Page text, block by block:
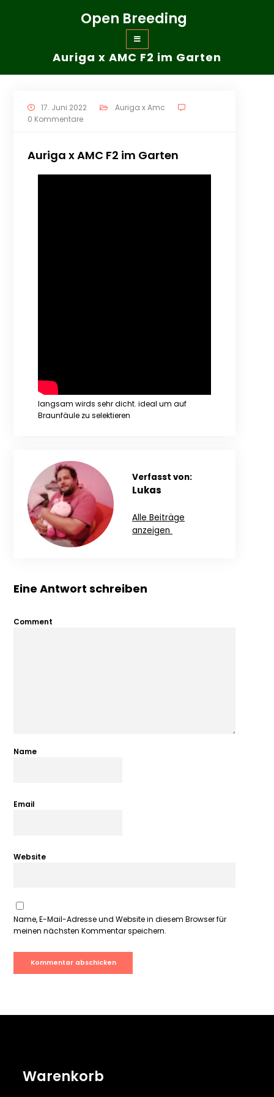
Open Breeding
Auriga x AMC F2 im Garten
17. Juni 2022
Auriga x Amc
0 Kommentare
Auriga x AMC F2 im Garten
langsam wirds sehr dicht. ideal um auf
Braunfäule zu selektieren
Verfasst von:
Lukas
Alle Beiträge
anzeigen
Eine Antwort schreiben
Comment
Name
Email
Website
Name, E-Mail-Adresse und Website in diesem Browser für
meinen nächsten Kommentar speichern.
Warenkorb